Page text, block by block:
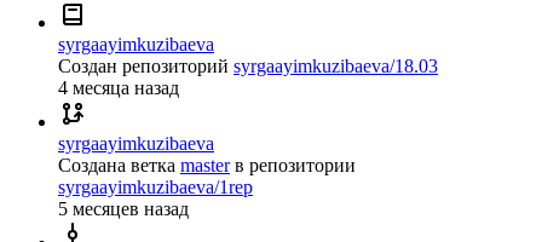
syrgaayimkuzibaeva
Создан репозиторий syrgaayimkuzibaeva/18.03
4 месяца назад
syrgaayimkuzibaeva
Создана ветка master в репозитории
syrgaayimkuzibaeva/1rep
5 месяцев назад